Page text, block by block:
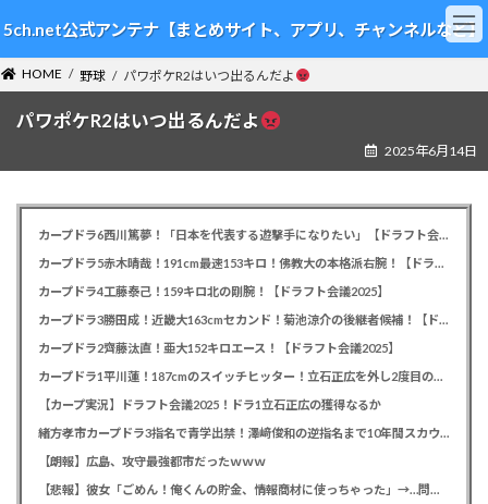
ン
テ
ン
ツ
ビ
ゲ
ー
シ
5ch.net公式アンテナ【まとめサイト、アプリ、チャンネルなど】
HOME 野球 パワポケR2はいつ出るんだよ
パワポケR2はいつ出るんだよ
2025年6月14日
カープドラ6西川篤夢！「日本を代表する遊撃手になりたい」【ドラフト会議2025】
カープドラ5赤木晴哉！191cm最速153キロ！佛教大の本格派右腕！【ドラフト会議2025】
カープドラ4工藤泰己！159キロ北の剛腕！【ドラフト会議2025】
カープドラ3勝田成！近畿大163cmセカンド！菊池涼介の後継者候補！【ドラフト会議2025】
カープドラ2齊藤汰直！亜大152キロエース！【ドラフト会議2025】
カープドラ1平川蓮！187cmのスイッチヒッター！立石正広を外し2度目の重複も新井監督がクジを引き当てる！【ドラフト会議2025】
【カープ実況】ドラフト会議2025！ドラ1立石正広の獲得なるか
緒方孝市カープドラ3指名で青学出禁！澤﨑俊和の逆指名まで10年間スカウト出禁
【朗報】広島、攻守最強都市だったｗｗｗ
【悲報】彼女「ごめん！俺くんの貯金、情報商材に使っちゃった」→…問い詰めたらギャン泣きされたんだが俺が悪いのか？